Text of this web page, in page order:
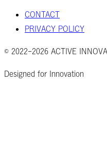
CONTACT
PRIVACY POLICY
© 2022-2026 ACTIVE
Designed for Innovation